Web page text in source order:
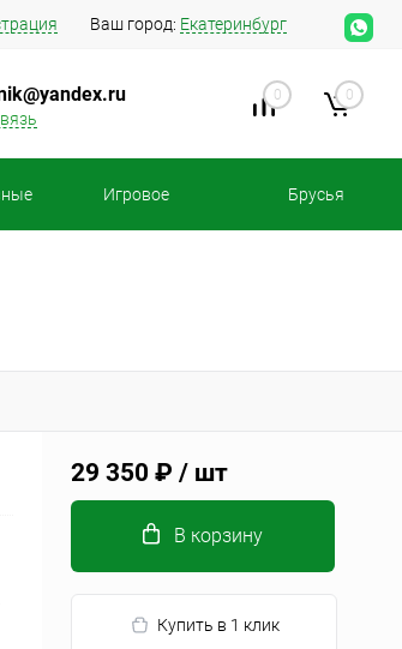
Ваш город: Екатеринбург
0 0
Игровое Брусья
29 350 ₽ / шт
В корзину
Купить в 1 клик